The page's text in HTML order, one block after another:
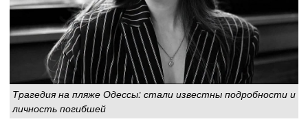
Трагедия на пляже Одессы: стали известны подробности и
личность погибшей